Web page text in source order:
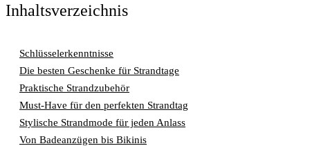
Inhaltsverzeichnis
Schlüsselerkenntnisse
Die besten Geschenke für Strandtage
Praktische Strandzubehör
Must-Have für den perfekten Strandtag
Stylische Strandmode für jeden Anlass
Von Badeanzügen bis Bikinis